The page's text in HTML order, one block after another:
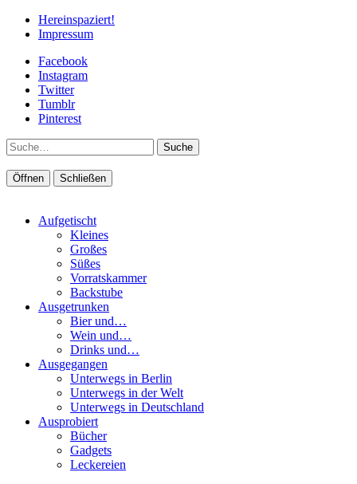
Hereinspaziert!
Impressum
Facebook
Instagram
Twitter
Tumblr
Pinterest
Suche
Öffnen Schließen
Aufgetischt
Kleines
Großes
Süßes
Vorratskammer
Backstube
Ausgetrunken
Bier und…
Wein und…
Drinks und…
Ausgegangen
Unterwegs in Berlin
Unterwegs in der Welt
Unterwegs in Deutschland
Ausprobiert
Bücher
Gadgets
Leckereien